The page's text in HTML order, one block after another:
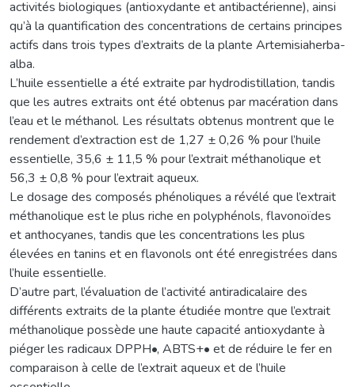
activités biologiques (antioxydante et antibactérienne), ainsi
qu’à la quantification des concentrations de certains principes
actifs dans trois types d’extraits de la plante Artemisiaherba-
alba.
L’huile essentielle a été extraite par hydrodistillation, tandis
que les autres extraits ont été obtenus par macération dans
l’eau et le méthanol. Les résultats obtenus montrent que le
rendement d’extraction est de 1,27 ± 0,26 % pour l’huile
essentielle, 35,6 ± 11,5 % pour l’extrait méthanolique et
56,3 ± 0,8 % pour l’extrait aqueux.
Le dosage des composés phénoliques a révélé que l’extrait
méthanolique est le plus riche en polyphénols, flavonoïdes
et anthocyanes, tandis que les concentrations les plus
élevées en tanins et en flavonols ont été enregistrées dans
l’huile essentielle.
D’autre part, l’évaluation de l’activité antiradicalaire des
différents extraits de la plante étudiée montre que l’extrait
méthanolique possède une haute capacité antioxydante à
piéger les radicaux DPPH•, ABTS+• et de réduire le fer en
comparaison à celle de l’extrait aqueux et de l’huile